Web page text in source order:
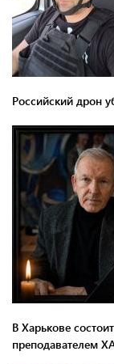
Российский дрон
В Харькове
преподавателем